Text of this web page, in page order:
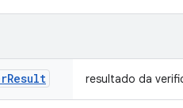
Result resultado da